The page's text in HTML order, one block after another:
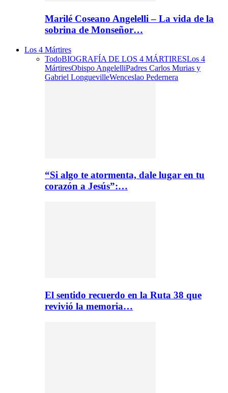
Marilé Coseano Angelelli – La vida de la
sobrina de Monseñor…
Los 4 Mártires
TodoBIOGRAFÍA DE LOS 4 MÁRTIRESLos 4
MártiresObispo AngelelliPadres Carlos Murias y
Gabriel LonguevilleWenceslao Pedernera
“Si algo te atormenta, dale lugar en tu
corazón a Jesús”:…
El sentido recuerdo en la Ruta 38 que
revivió la memoria…